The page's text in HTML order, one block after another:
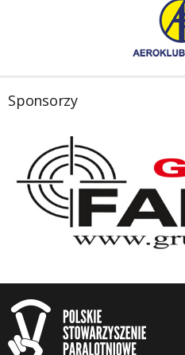
Sponsorzy